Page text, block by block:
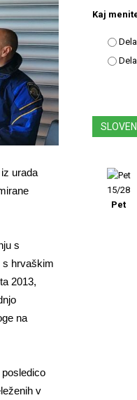
iz urada
s
s hrvaškim
2013,
na
v
Kaj
15/28
Pet